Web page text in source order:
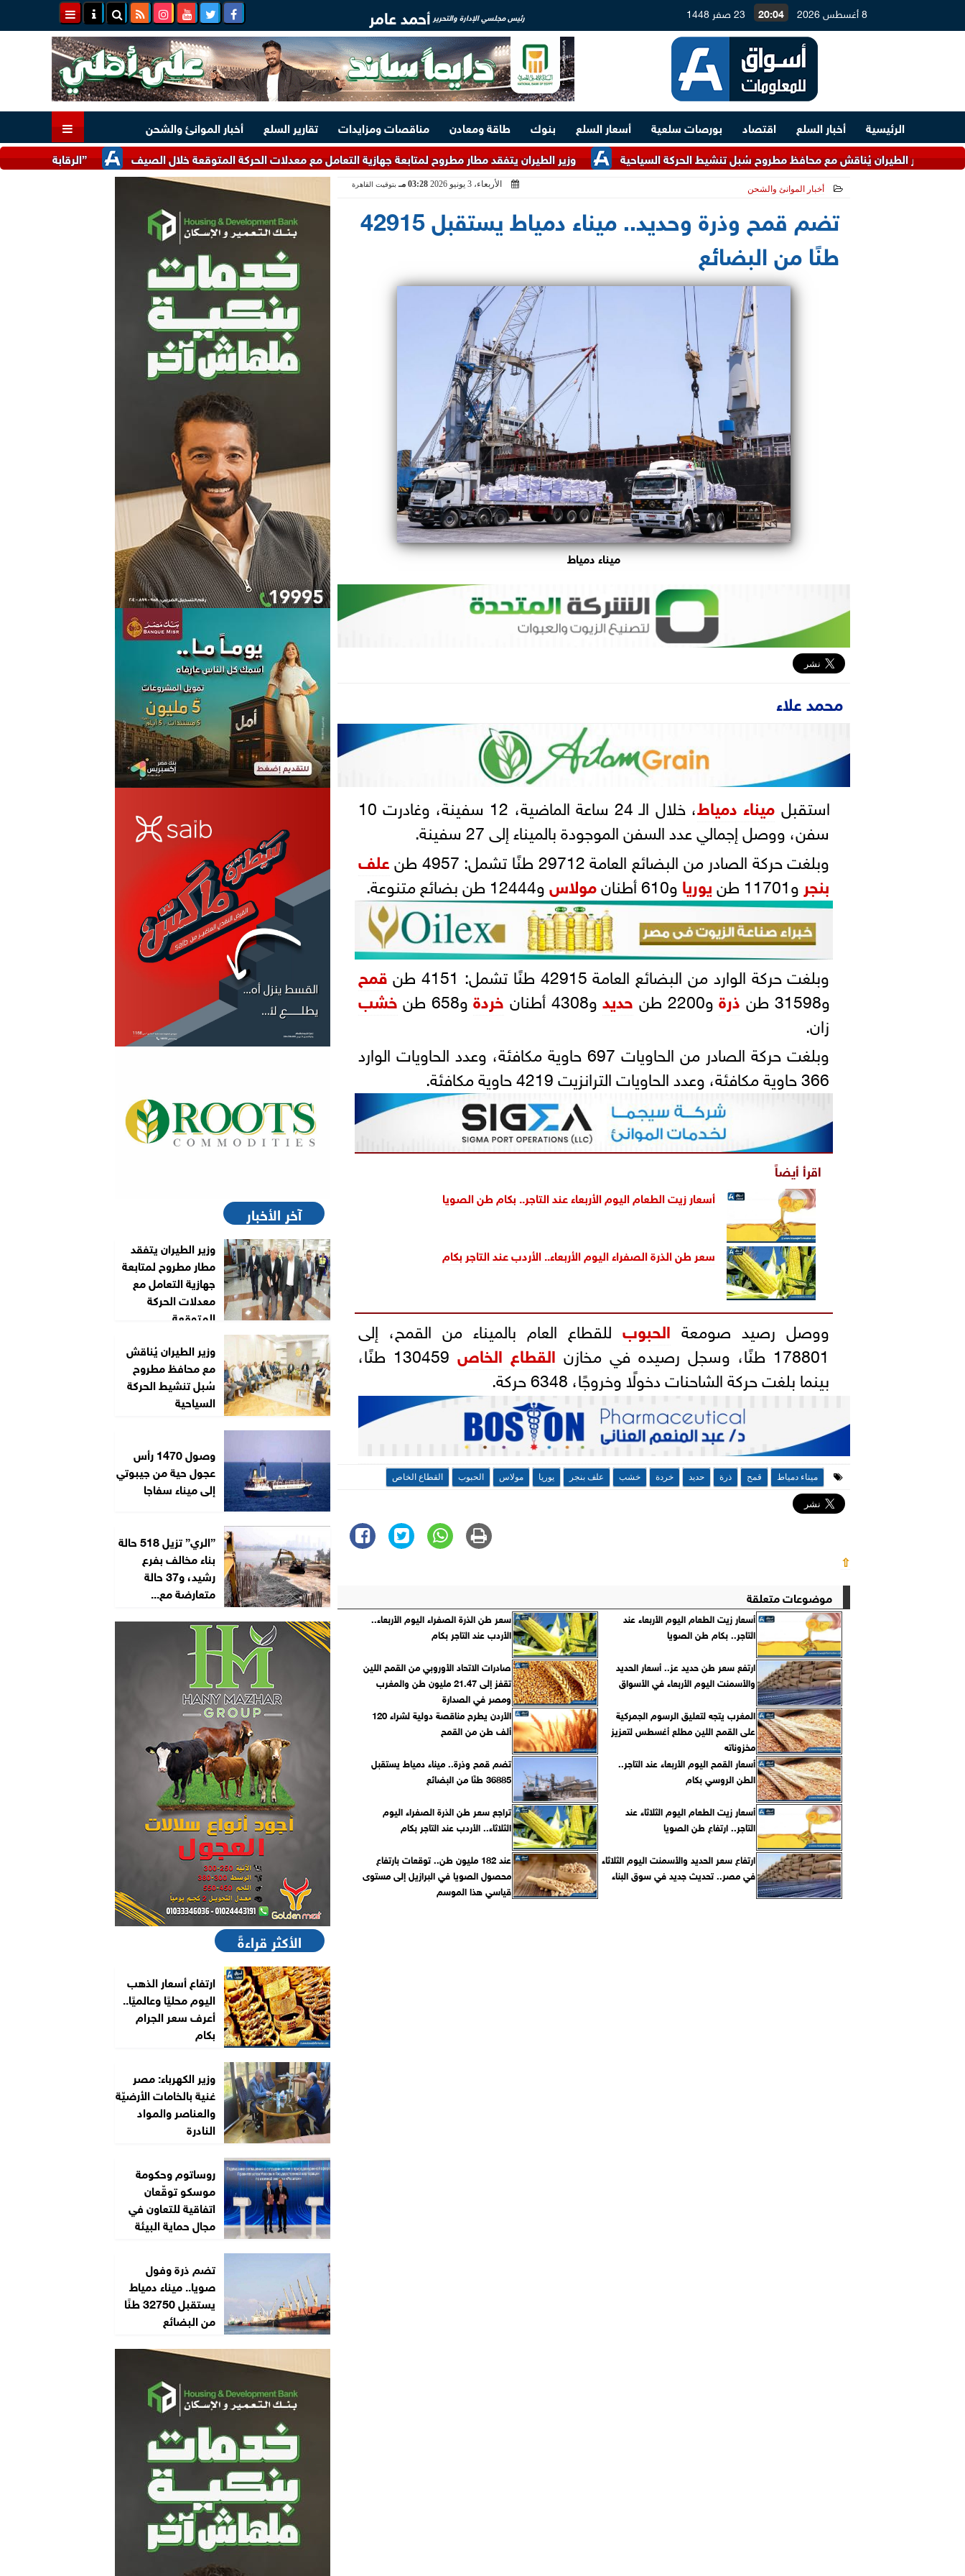
8 أغسطس 2026 20:04 23 صفر 1448 رئيس مجلسي الإدارة والتحرير أحمد عامر
الرئيسية أخبار السلع اقتصاد بورصات سلعية أسعار السلع بنوك طاقة ومعادن مناقصات ومزايدات تقارير السلع
أخبار الموانئ والشحن
”الرقابة المالية” تعدل بعض
وزير الطيران يتفقد مطار مطروح لمتابعة جهازية التعامل مع معدلات الحركة المتوقعة خلال الصيف الطيران يُناقش مع محافظ مطروح سُبل تنشيط الحركة السياحية
أخبار الموانئ والشحن الأربعاء، 3 يونيو 2026 03:28 مـ بتوقيت القاهرة
تضم قمح وذرة وحديد.. ميناء دمياط يستقبل 42915
طنًا من البضائع
ميناء دمياط
محمد علاء
استقبل ميناء دمياط
، خلال الـ 24 ساعة الماضية، 12 سفينة، وغادرت 10
سفن، ووصل إجمالي عدد السفن الموجودة بالميناء إلى 27 سفينة.
وبلغت حركة الصادر من البضائع العامة 29712 طنًا تشمل: 4957 طن
علف
بنجر و11701 طن يورياو610 أطنان مولاسو12444 طن بضائع متنوعة.
وبلغت حركة الوارد من البضائع العامة 42915 طنًا تشمل: 4151 طن قمح
و31598 طن ذرةو2200 طن حديدو4308 أطنان خردةو658 طن خشب
زان.
وبلغت حركة الصادر من الحاويات 697 حاوية مكافئة، وعدد الحاويات الوارد
366 حاوية مكافئة، وعدد الحاويات الترانزيت 4219 حاوية مكافئة.
اقرأ أيضاً
أسعار زيت الطعام اليوم الأربعاء عند التاجر.. بكام طن الصويا
سعر طن الذرة الصفراء اليوم الأربعاء.. الأردب عند التاجر بكام
ووصل رصيد صومعة الحبوبللقطاع العام بالميناء من القمح، إلى
178801 طنًا، وسجل رصيده في مخازن
القطاع الخاص
130459 طنًا،
بينما بلغت حركة الشاحنات دخولًا وخروجًا، 6348 حركة.
ميناء دمياط قمح ذرة حديد خردة خشب علف بنجر يوريا مولاس الحبوب القطاع الخاص
⇧
موضوعات متعلقة
أسعار زيت الطعام اليوم الأربعاء عند
التاجر.. بكام طن الصويا
سعر طن الذرة الصفراء اليوم الأربعاء..
الأردب عند التاجر بكام
ارتفع سعر طن حديد عز.. أسعار الحديد
والأسمنت اليوم الأربعاء في الأسواق
صادرات الاتحاد الأوروبي من القمح اللين
تقفز إلى 21.47 مليون طن والمغرب
ومصر في الصدارة
المغرب يتجه لتعليق الرسوم الجمركية
على القمح اللين مطلع أغسطس لتعزيز
مخزوناته
الأردن يطرح مناقصة دولية لشراء 120
ألف طن من القمح
أسعار القمح اليوم الأربعاء عند التاجر..
الطن الروسي بكام
تضم قمح وذرة.. ميناء دمياط يستقبل
36885 طنًا من البضائع
أسعار زيت الطعام اليوم الثلاثاء عند
التاجر.. ارتفاع طن الصويا
تراجع سعر طن الذرة الصفراء اليوم
الثلاثاء.. الأردب عند التاجر بكام
ارتفاع سعر الحديد والأسمنت اليوم الثلاثاء
في مصر.. تحديث جديد في سوق البناء
عند 182 مليون طن.. توقعات بارتفاع
محصول الصويا في البرازيل إلى مستوى
قياسي هذا الموسم
آخر الأخبار
وزير الطيران يتفقد
مطار مطروح لمتابعة
جهازية التعامل مع
معدلات الحركة
المتوقعة...
وزير الطيران يُناقش
مع محافظ مطروح
سُبل تنشيط الحركة
السياحية
وصول 1470 رأس
عجول حية من جيبوتي
إلى ميناء سفاجا
”الري” تزيل 518 حالة
بناء مخالف بفرع
رشيد، و37 حالة
متعارضة مع...
الأكثر قراءةً
ارتفاع أسعار الذهب
اليوم محليًا وعالميًا..
أعرف سعر الجرام
بكام
وزير الكهرباء: مصر
غنية بالخامات الأرضيّة
والعناصر والمواد
النادرة
روساتوم وحكومة
موسكو توقّعان
اتفاقية للتعاون في
مجال حماية البيئة
تضم ذرة وفول
صويا.. ميناء دمياط
يستقبل 32750 طنًا
من البضائع